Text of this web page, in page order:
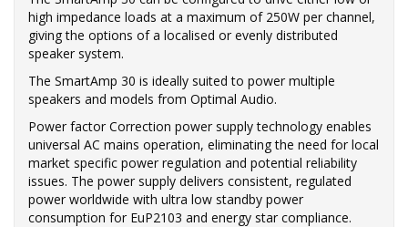
high impedance loads at a maximum of 250W per channel,
giving the options of a localised or evenly distributed
speaker system.
The SmartAmp 30 is ideally suited to power multiple
speakers and models from Optimal Audio.
Power factor Correction power supply technology enables
universal AC mains operation, eliminating the need for local
market specific power regulation and potential reliability
issues. The power supply delivers consistent, regulated
power worldwide with ultra low standby power
consumption for EuP2103 and energy star compliance.